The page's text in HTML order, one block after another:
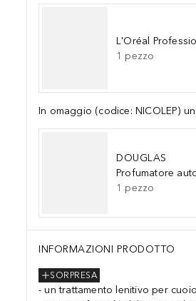
L'Oréal
1 pezzo
In omaggio (codice: NICOLEP)
DOUGLAS
Profumatore
1 pezzo
INFORMAZIONI PRODOTTO
SORPRESA
un trattamento lenitivo per